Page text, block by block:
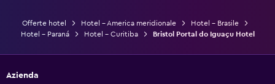
Offerte hotel Hotel - America meridionale
Hotel - Brasile
Hotel - Paraná
Hotel - Curitiba Bristol Portal do Iguaçu Hotel
Azienda